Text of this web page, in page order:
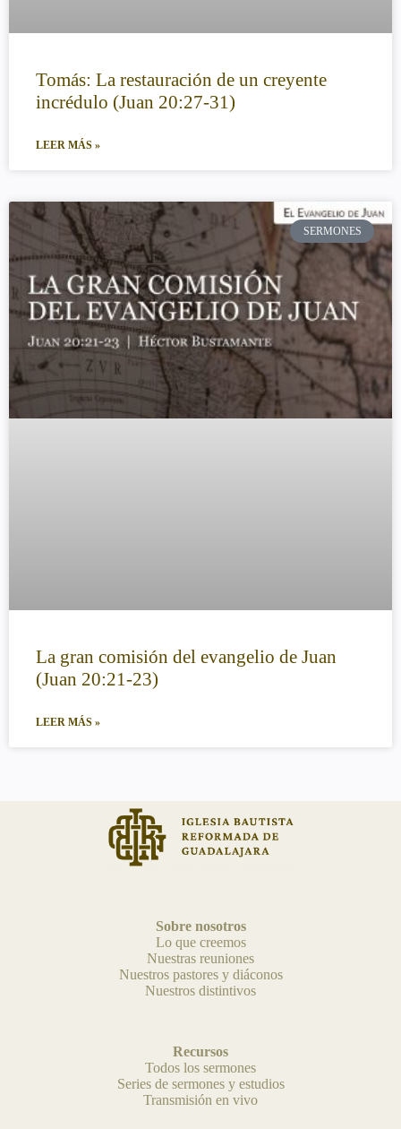
Tomás: La restauración de un creyente
incrédulo (Juan 20:27-31)
LEER MÁS »
SERMONES
La gran comisión del evangelio de Juan
(Juan 20:21-23)
LEER MÁS »
Sobre nosotros
Lo que creemos
Nuestras reuniones
Nuestros pastores y diáconos
Nuestros distintivos
Recursos
Todos los sermones
Series de sermones y estudios
Transmisión en vivo